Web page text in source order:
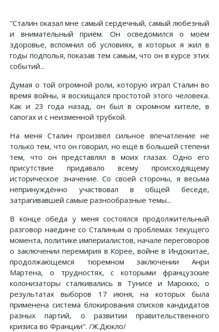
"Сталин оказал мне самый сердечный, самый любезный
и внимательный приём. Он осведомился о моём
здоровье, вспомнил об условиях, в которых я жил в
годы подполья, показав тем самым, что он в курсе этих
событий...
Думая о той огромной роли, которую играл Сталин во
время войны, я восхищался простотой этого человека.
Как и 23 года назад, он был в скромном кителе, в
сапогах и с неизменной трубкой.
На меня Сталин произвёл сильное впечатление не
только тем, что он говорил, но ещё в большей степени
тем, что он представлял в моих глазах. Одно его
присутствие придавало всему происходящему
историческое значение. Со своей стороны, я весьма
непринуждённо участвовал в общей беседе,
затрагивавшей самые разнообразные темы...
В конце обеда у меня состоялся продолжительный
разговор наедине со Сталиным о проблемах текущего
момента, политике империалистов, начале переговоров
о заключении перемирия в Корее, войне в Индокитае,
продолжающемся тюремном заключении Анри
Мартена, о трудностях, с которыми французские
колонизаторы сталкивались в Тунисе и Марокко, о
результатах выборов 17 июня, на которых была
применена система блокирования списков кандидатов
разных партий, о развитии правительственного
кризиса во Франции". /Ж.Дюкло/